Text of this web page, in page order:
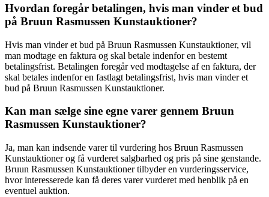
Hvordan foregår betalingen, hvis man vinder et bud
på Bruun Rasmussen Kunstauktioner?
Hvis man vinder et bud på Bruun Rasmussen Kunstauktioner, vil
man modtage en faktura og skal betale indenfor en bestemt
betalingsfrist. Betalingen foregår ved modtagelse af en faktura, der
skal betales indenfor en fastlagt betalingsfrist, hvis man vinder et
bud på Bruun Rasmussen Kunstauktioner.
Kan man sælge sine egne varer gennem Bruun
Rasmussen Kunstauktioner?
Ja, man kan indsende varer til vurdering hos Bruun Rasmussen
Kunstauktioner og få vurderet salgbarhed og pris på sine genstande.
Bruun Rasmussen Kunstauktioner tilbyder en vurderingsservice,
hvor interesserede kan få deres varer vurderet med henblik på en
eventuel auktion.